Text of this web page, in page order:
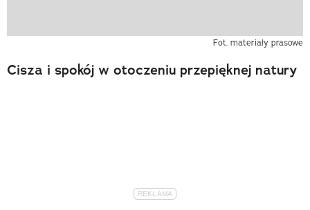
Fot. materiały prasowe
Cisza i spokój w otoczeniu przepięknej natury